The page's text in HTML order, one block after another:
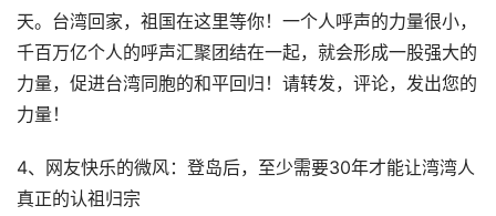
天。台湾回家，祖国在这里等你！一个人呼声的力量很小，
千百万亿个人的呼声汇聚团结在一起，就会形成一股强大的
力量，促进台湾同胞的和平回归！请转发，评论，发出您的
力量！
4、网友快乐的微风：登岛后，至少需要30年才能让湾湾人
真正的认祖归宗